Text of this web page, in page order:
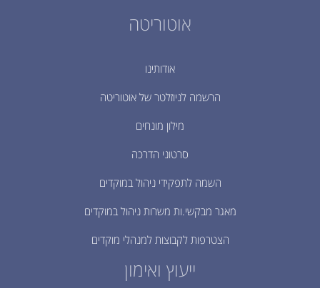
אוטוריטה
אודותינו
הרשמה לניוזלטר של אוטוריטה
מילון מונחים
סרטוני הדרכה
השמה לתפקידי ניהול במוקדים
מאגר מבקשי.ות משרות ניהול במוקדים
הצטרפות לקבוצות למנהלי מוקדים
ייעוץ ואימון